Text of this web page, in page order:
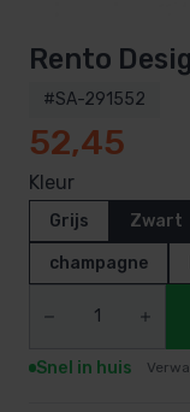
Rento
#SA-291552
52,45
Kleur
Grijs Zwart
champagne
Snel in huis